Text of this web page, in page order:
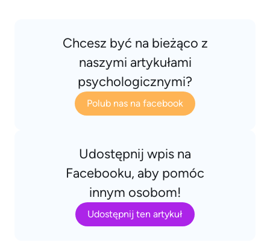
Chcesz być na bieżąco z
naszymi artykułami
psychologicznymi?
Polub nas na facebook
Udostępnij wpis na
Facebooku, aby pomóc
innym osobom!
Udostępnij ten artykuł